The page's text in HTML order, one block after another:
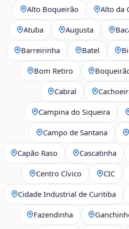
Alto Boqueirão Alto da
Atuba Augusta
Barreirinha Batel
Bom Retiro
Cabral
Campina do Siqueira
Campo de Santana
Capão Raso Cascatinha
Centro Cívico CIC
Cidade Industrial de Curitiba
Fazendinha